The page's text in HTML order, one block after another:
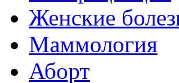
Женские
Маммология
Аборт